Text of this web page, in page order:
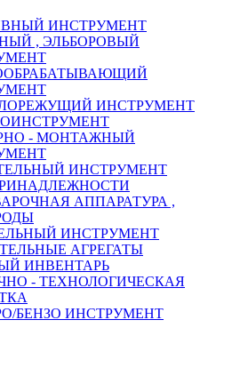
ИНСТРУМЕНТ
, ЭЛЬБОРОВЫЙ
ИНСТРУМЕНТ
- МОНТАЖНЫЙ
ИНСТРУМЕНТ
АППАРАТУРА ,
ИНСТРУМЕНТ
АГРЕГАТЫ
ИНВЕНТАРЬ
- ТЕХНОЛОГИЧЕСКАЯ
БЕНЗО ИНСТРУМЕНТ